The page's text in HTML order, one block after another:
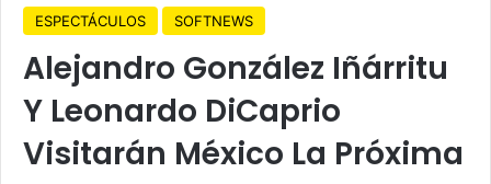
ESPECTÁCULOS SOFTNEWS
Alejandro González Iñárritu
Y Leonardo DiCaprio
Visitarán México La Próxima